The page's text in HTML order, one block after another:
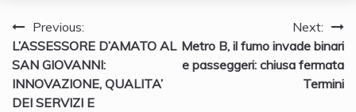
Navigazione
articoli
Previous:
L’ASSESSORE D’AMATO AL
SAN GIOVANNI:
INNOVAZIONE, QUALITA’
DEI SERVIZI E
Next:
Metro B, il fumo invade binari
e passeggeri: chiusa fermata
Termini